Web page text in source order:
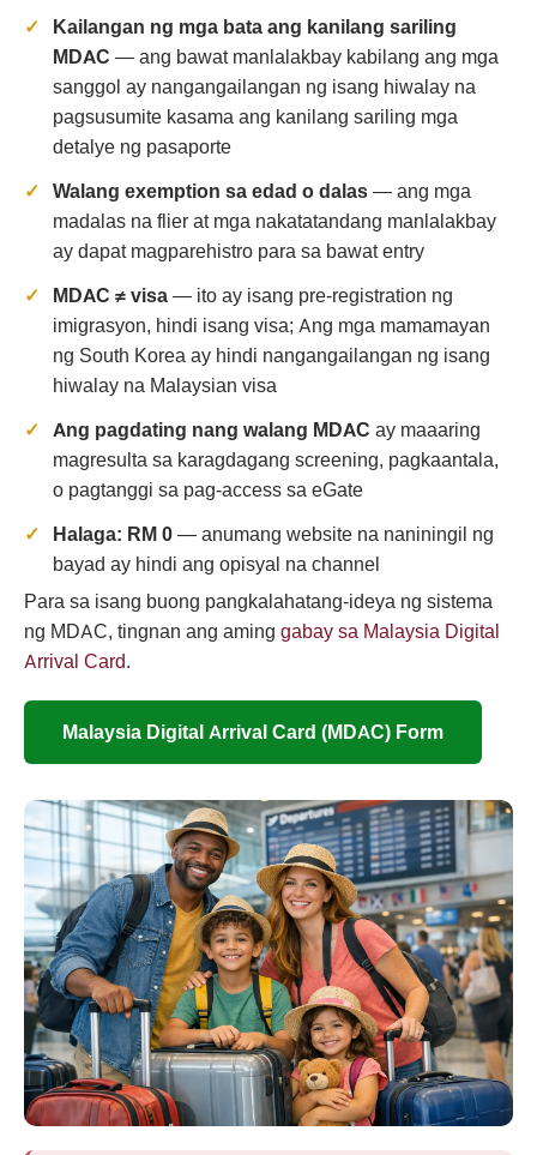
Kailangan ng mga bata ang kanilang sariling
MDAC — ang bawat manlalakbay kabilang ang mga
sanggol ay nangangailangan ng isang hiwalay na
pagsusumite kasama ang kanilang sariling mga
detalye ng pasaporte
Walang exemption sa edad o dalas— ang mga
madalas na flier at mga nakatatandang manlalakbay
ay dapat magparehistro para sa bawat entry
MDAC ≠ visa— ito ay isang pre-registration ng
imigrasyon, hindi isang visa; Ang mga mamamayan
ng South Korea ay hindi nangangailangan ng isang
hiwalay na Malaysian visa
Ang pagdating nang walang MDAC ay maaaring
magresulta sa karagdagang screening, pagkaantala,
o pagtanggi sa pag-access sa eGate
Halaga: RM 0— anumang website na naniningil ng
bayad ay hindi ang opisyal na channel
Para sa isang buong pangkalahatang-ideya ng sistema
ng MDAC, tingnan ang aming gabay sa Malaysia Digital
Arrival Card.
Malaysia Digital Arrival Card (MDAC) Form